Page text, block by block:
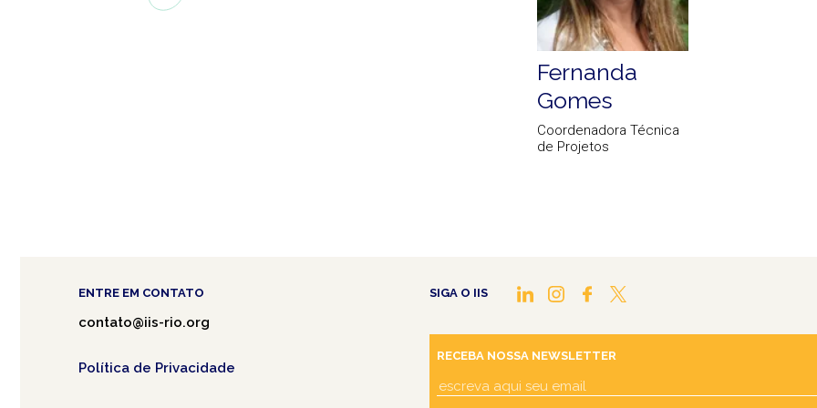
Fernanda
Gomes
Coordenadora Técnica
de Projetos
ENTRE EM CONTATO
contato@iis-rio.org
Política de Privacidade
SIGA O IIS
RECEBA NOSSA NEWSLETTER